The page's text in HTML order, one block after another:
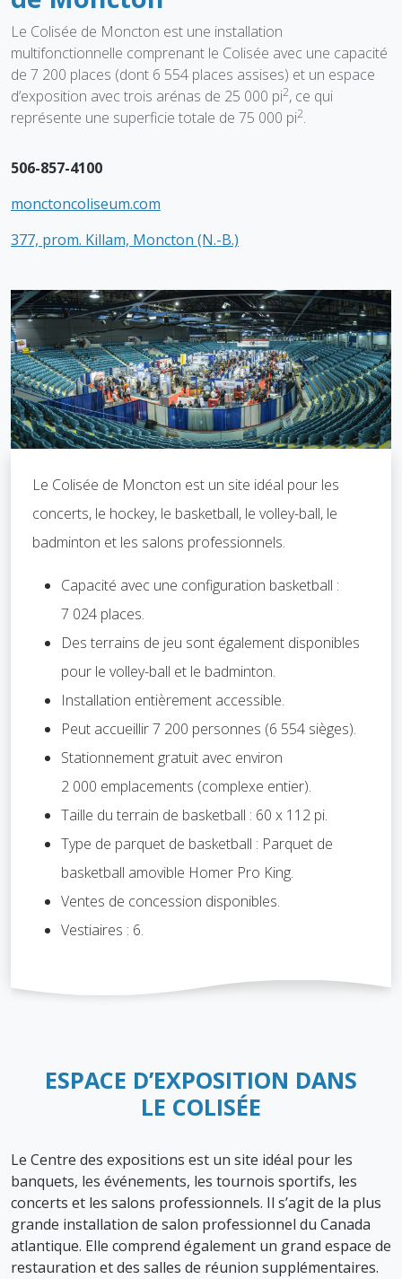
Le Colisée de Moncton est une installation
multifonctionnelle comprenant le Colisée avec une capacité
de 7 200 places (dont 6 554 places assises) et un espace
d’exposition avec trois arénas de 25 000 pi2, ce qui
représente une superficie totale de 75 000 pi2.
506-857-4100
monctoncoliseum.com
377, prom. Killam, Moncton (N.-B.)
Le Colisée de Moncton est un site idéal pour les
concerts, le hockey, le basketball, le volley-ball, le
badminton et les salons professionnels.
Capacité avec une configuration basketball :
7 024 places.
Des terrains de jeu sont également disponibles
pour le volley-ball et le badminton.
Installation entièrement accessible.
Peut accueillir 7 200 personnes (6 554 sièges).
Stationnement gratuit avec environ
2 000 emplacements (complexe entier).
Taille du terrain de basketball : 60 x 112 pi.
Type de parquet de basketball : Parquet de
basketball amovible Homer Pro King.
Ventes de concession disponibles.
Vestiaires : 6.
ESPACE D’EXPOSITION DANS
LE COLISÉE
Le Centre des expositions est un site idéal pour les
banquets, les événements, les tournois sportifs, les
concerts et les salons professionnels. Il s’agit de la plus
grande installation de salon professionnel du Canada
atlantique. Elle comprend également un grand espace de
restauration et des salles de réunion supplémentaires.